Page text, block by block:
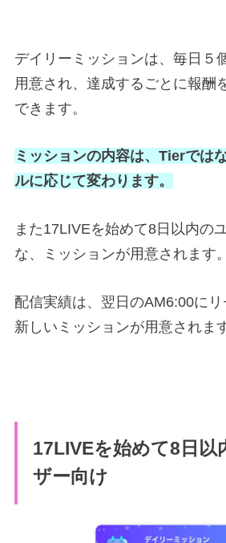
デイリーミッションは、毎日５
用意され、達成するごとに報酬
できます。
ミッションの内容は、Tierでは
ルに応じて変わります。
また17LIVEを始めて8日以内の
な、ミッションが用意されます。
配信実績は、翌日のAM6:00に
新しいミッションが用意されま
17LIVEを始めて8日以
ザー向け